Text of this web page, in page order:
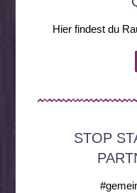
Hier findest du
STOP